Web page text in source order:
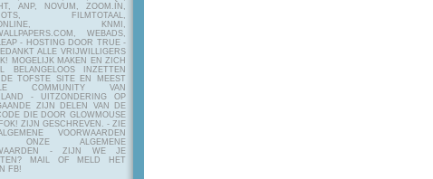
ANP, NOVUM, ZOOM.IN,
FILMTOTAAL,
KNMI,
WEBADS,
- HOSTING DOOR TRUE -
ALLE VRIJWILLIGERS
MOGELIJK MAKEN EN ZICH
BELANGELOOS INZETTEN
TOFSTE SITE EN MEEST
COMMUNITY VAN
- UITZONDERING OP
ZIJN DELEN VAN DE
DIE DOOR GLOWMOUSE
ZIJN GESCHREVEN. - ZIE
VOORWAARDEN
ONZE ALGEMENE
- ZIJN WE JE
MAIL OF MELD HET
FB!